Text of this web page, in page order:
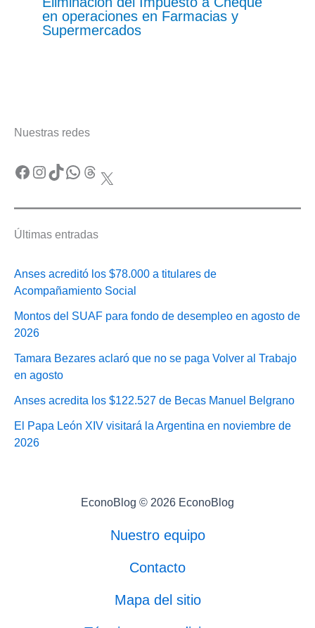
en operaciones en Farmacias y
Supermercados
Nuestras redes
Facebook Instagram TikTok WhatsApp Threads X
Últimas entradas
Anses acreditó los $78.000 a titulares de
Acompañamiento Social
Montos del SUAF para fondo de desempleo en agosto de
2026
Tamara Bezares aclaró que no se paga Volver al Trabajo
en agosto
Anses acredita los $122.527 de Becas Manuel Belgrano
El Papa León XIV visitará la Argentina en noviembre de
2026
EconoBlog © 2026 EconoBlog
Nuestro equipo
Contacto
Mapa del sitio